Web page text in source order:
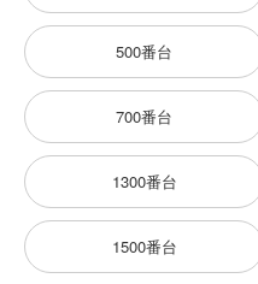
500番台
700番台
1300番台
1500番台